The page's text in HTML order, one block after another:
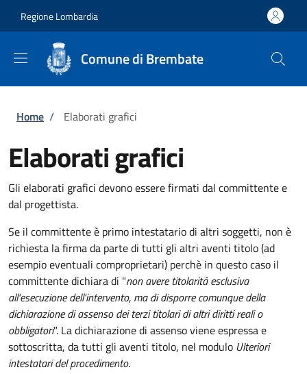
Regione Lombardia
Comune di Brembate
Briciole di pane
Home / Elaborati grafici
Elaborati grafici
Gli elaborati grafici devono essere firmati dal committente e
dal progettista.
Se il committente è primo intestatario di altri soggetti, non è
richiesta la firma da parte di tutti gli altri aventi titolo (ad
esempio eventuali comproprietari) perchè in questo caso il
committente dichiara di "non avere titolarità esclusiva
all'esecuzione dell'intervento, ma di disporre comunque della
dichiarazione di assenso dei terzi titolari di altri diritti reali o
obbligatori". La dichiarazione di assenso viene espressa e
sottoscritta, da tutti gli aventi titolo, nel modulo Ulteriori
intestatari del procedimento.